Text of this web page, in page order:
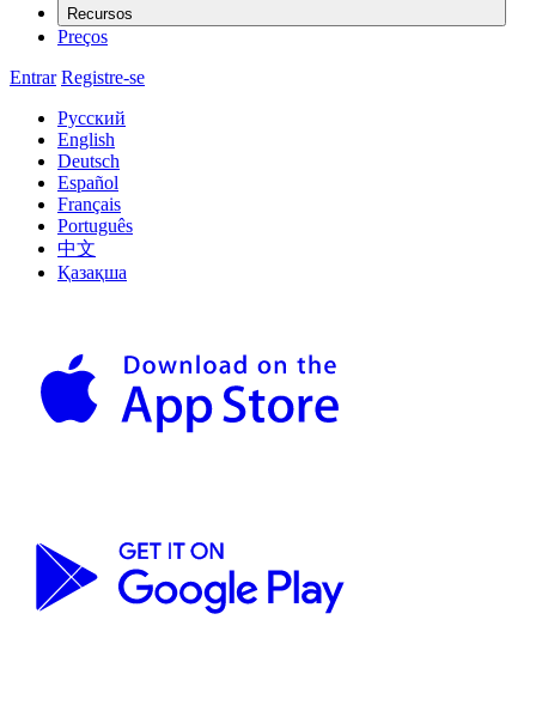
Recursos
Preços
Entrar Registre-se
Русский
English
Deutsch
Español
Français
Português
中文
Қазақша